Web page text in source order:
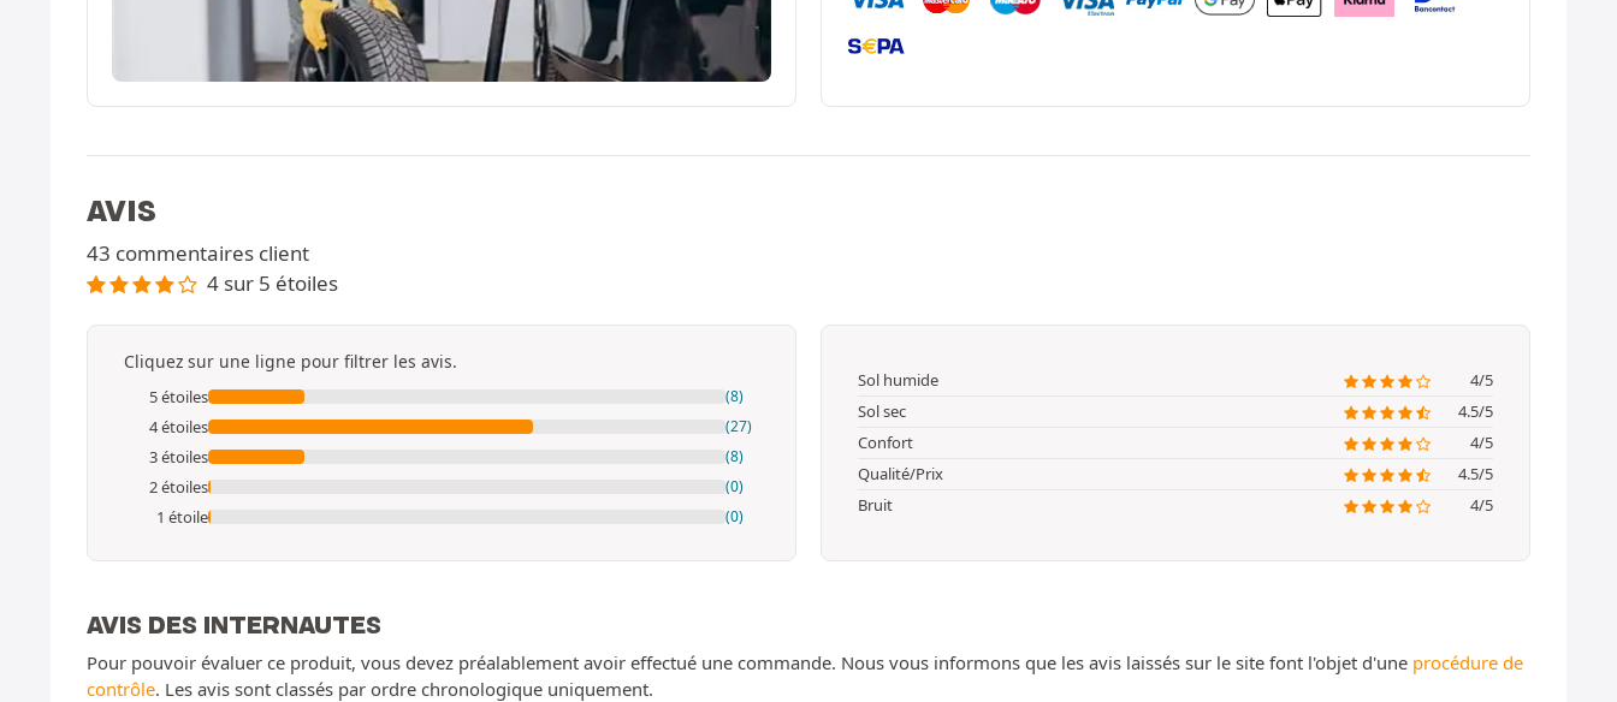
AVIS
43 commentaires client
4 sur 5 étoiles
Cliquez sur une ligne pour filtrer les avis.
5 étoiles (8)
4 étoiles (27)
3 étoiles (8)
2 étoiles (0)
1 étoile (0)
Sol humide
4/5
Sol sec
4.5/5
Confort
4/5
Qualité/Prix
4.5/5
Bruit
4/5
AVIS DES INTERNAUTES
Pour pouvoir évaluer ce produit, vous devez préalablement avoir effectué une commande. Nous vous informons que les avis laissés sur le site font l'objet d'une procédure de
contrôle. Les avis sont classés par ordre chronologique uniquement.